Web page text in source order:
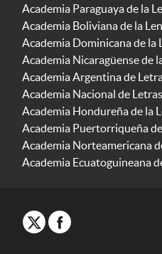
Academia Paraguaya de la
Academia Boliviana de la
Academia Dominicana de la
Academia Nicaragüense de
Academia Argentina de
Academia Nacional de
Academia Hondureña de la
Academia Puertorriqueña
Academia Norteamericana
Academia Ecuatoguineana